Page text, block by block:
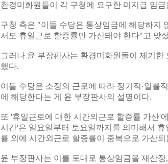
환경미화원들이 각 구청에 요구한 미지급 임금
구청 측은 "이들 수당은 통상임금에 해당하지
서도 휴일근로 할증률만 가산돼야 한다"고 맞
그러나 윤 부장판사는 환경미화원들이 제기
했다.
이들 수당은 소정의 근로에 따라 정기적·일률
에 해당한다는 게 윤 부장판사의 설명이다.
또 '휴일근로에 대한 시간외근로 할증률 가산'
시간'은 일요일부터 토요일까지를 의미해서
률 외에 시간외근로 할증률이 중복으로 가산
윤 부장판사는 이를 토대로 통상임금을 재산